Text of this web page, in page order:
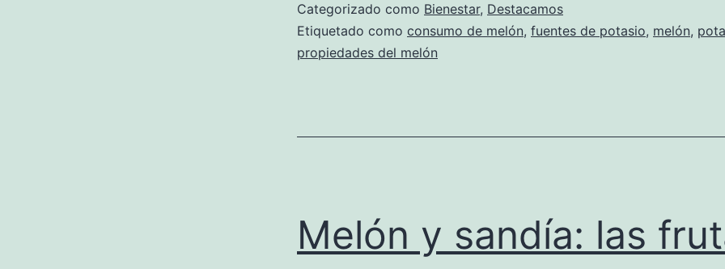
Categorizado como Bienestar, Destacamos
Etiquetado como consumo de melón, fuentes de potasio, melón,
propiedades del melón
Melón y sandía: las